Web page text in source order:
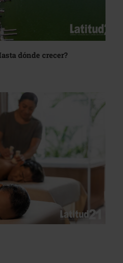
dónde crecer?